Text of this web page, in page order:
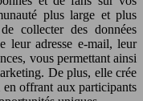
plus large et plus
collecter des données
leur adresse e-mail, leur
vous permettant ainsi
De plus, elle crée
offrant aux participants